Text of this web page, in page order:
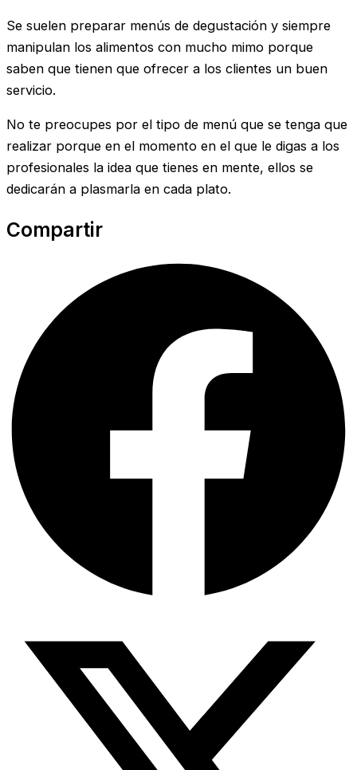
Se suelen preparar menús de degustación y siempre
manipulan los alimentos con mucho mimo porque
saben que tienen que ofrecer a los clientes un buen
servicio.
No te preocupes por el tipo de menú que se tenga que
realizar porque en el momento en el que le digas a los
profesionales la idea que tienes en mente, ellos se
dedicarán a plasmarla en cada plato.
Compartir